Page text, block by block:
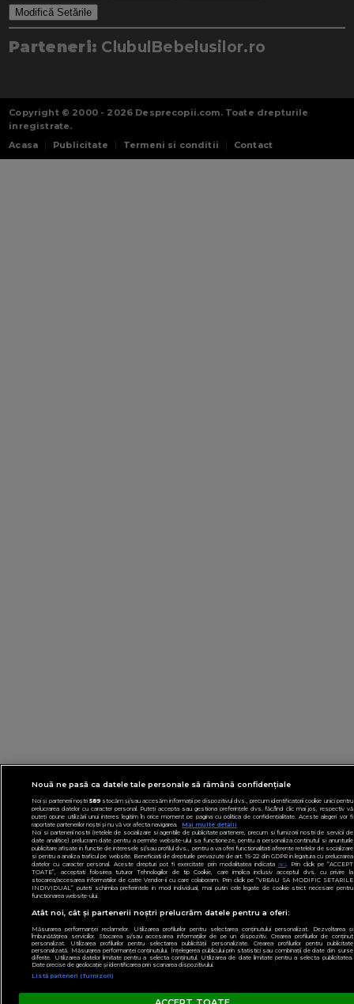
Modifică Setările
Parteneri: ClubulBebelusilor.ro
Copyright © 2000 - 2026 Desprecopii.com. Toate drepturile
inregistrate.
Acasa
Publicitate Termeni si conditii Contact
Nouă ne pasă ca datele tale personale să rămână confidențiale
Noi și partenerii noștri589stocăm și/sau accesăm informații pe dispozitivul dvs., precum identificatorii cookie unici pentru
prelucrarea datelor cu caracter personal. Puteți accepta sau gestiona preferințele dvs. făcând clic mai jos, respectiv vă
puteți opune utilizării unui interes legitim în orice moment pe pagina cu politica de confidențialitate. Aceste alegeri vor fi
raportate partenerilor noștri și nu vă vor afecta navigarea.
Mai multe detalii
Noi si partenerii nostri (retelele de socializare si agentiile de publicitate partenere, precum si furnizorii nostri de servicii de
date analitice) prelucram date pentru a permite website-ului sa functioneze, pentru a personaliza continutul si anunturile
publicitare afisate in functie de interesele si/sau profilul dvs., pentru a va oferi functionalitati aferente retelelor de socializare
si pentru a analiza traficul pe website. Beneficiati de drepturile prevazute de art. 15-22 din GDPR in legatura cu prelucrarea
datelor cu caracter personal. Aceste drepturi pot fi exercitate prin modalitatea indicata aici. Prin click pe “ACCEPT
TOATE”, acceptati folosirea tuturor Tehnologiilor de tip Cookie, care implica inclusiv acceptul dvs. cu privire la
stocarea/accesarea informatiilor de catre Vendor-ii cu care colaboram. Prin click pe “VREAU SA MODIFIC SETARILE
INDIVIDUAL” puteti schimba preferintele in mod individual, mai putin cele legate de cookie strict necesare pentru
functionarea website-ului.
Atât noi, cât și partenerii noștri prelucrăm datele pentru a oferi:
Măsurarea performanței reclamelor. Utilizarea profilurilor pentru selectarea conținutului personalizat. Dezvoltarea și
îmbunătățirea serviciilor. Stocarea și/sau accesarea informațiilor de pe un dispozitiv. Crearea profilurilor de conținut
personalizat. Utilizarea profilurilor pentru selectarea publicității personalizate. Crearea profilurilor pentru publicitate
personalizată. Măsurarea performanței conținutului. Înțelegerea publicului prin statistici sau combinații de date din surse
diferite. Utilizarea datelor limitate pentru a selecta conținutul. Utilizarea de date limitate pentru a selecta publicitatea.
Date precise de geolocație și identificarea prin scanarea dispozitivului.
Listă parteneri (furnizori)